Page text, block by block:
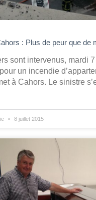
: Plus de peur que de
sont intervenus, mardi
un incendie
à Cahors. Le sinistre
8 juillet 2015